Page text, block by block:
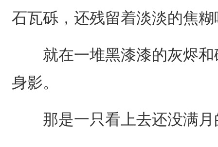
石瓦砾，还残留着淡淡的焦
就在一堆黑漆漆的灰烬和
身影。
那是一只看上去还没满月